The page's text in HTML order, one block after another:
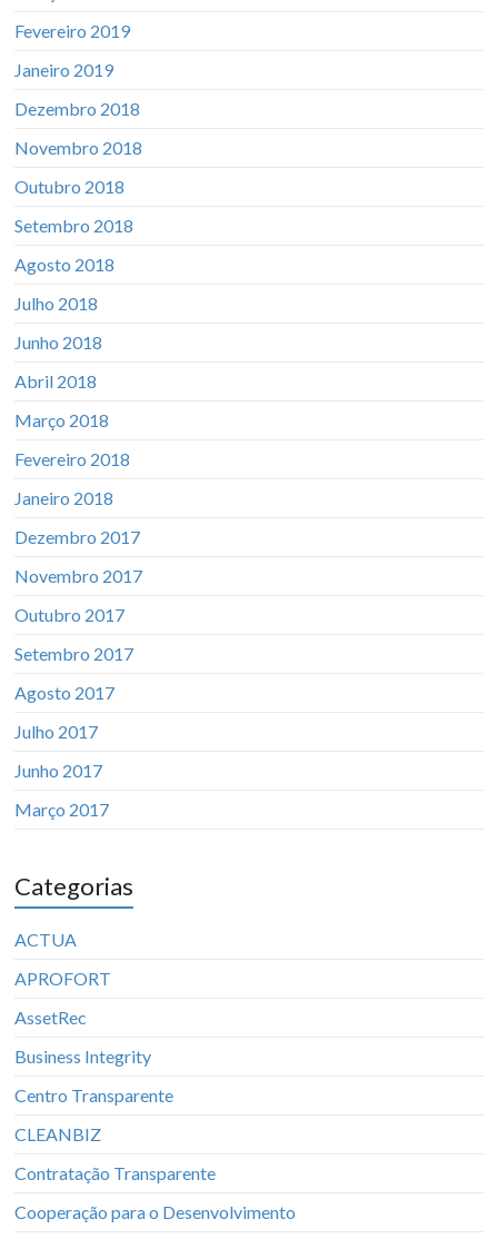
Fevereiro 2019
Janeiro 2019
Dezembro 2018
Novembro 2018
Outubro 2018
Setembro 2018
Agosto 2018
Julho 2018
Junho 2018
Abril 2018
Março 2018
Fevereiro 2018
Janeiro 2018
Dezembro 2017
Novembro 2017
Outubro 2017
Setembro 2017
Agosto 2017
Julho 2017
Junho 2017
Março 2017
Categorias
ACTUA
APROFORT
AssetRec
Business Integrity
Centro Transparente
CLEANBIZ
Contratação Transparente
Cooperação para o Desenvolvimento